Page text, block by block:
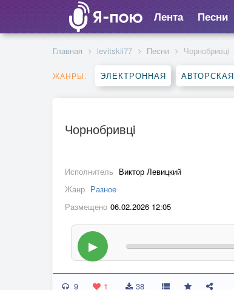
Лента Песни
Главная levitskii77 Песни Чорнобривцi
ЖАНРЫ: ЭЛЕКТРОННАЯ АВТОРСКАЯ
Чорнобривцi
Исполнитель Виктор Левицкий
Жанр Разное
Размещено 06.02.2026 12:05
▶
9 1 38